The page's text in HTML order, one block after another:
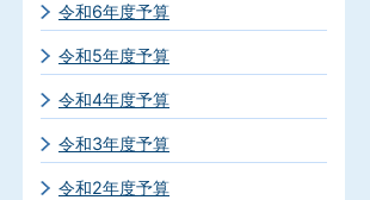
令和6年度予算
令和5年度予算
令和4年度予算
令和3年度予算
令和2年度予算